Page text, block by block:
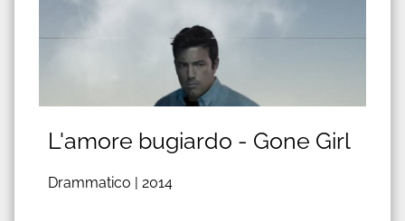
L'amore bugiardo - Gone Girl
Drammatico | 2014